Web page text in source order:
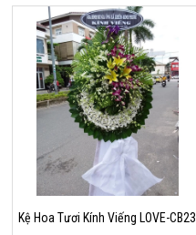
Kệ Hoa Tươi Kính Viếng LOVE-CB23